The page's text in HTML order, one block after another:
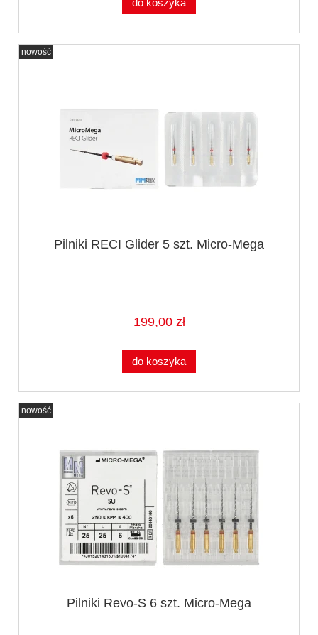
do koszyka
Pilniki RECI Glider 5 szt. Micro-Mega
199,00 zł
do koszyka
nowość
Pilniki Revo-S 6 szt. Micro-Mega
nowość